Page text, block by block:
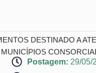
DESTINADO A
Postagem: 29/05/